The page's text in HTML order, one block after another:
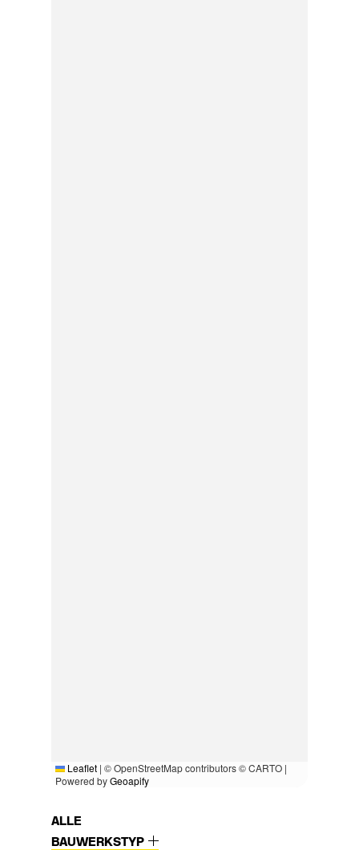
Leaflet | © OpenStreetMap contributors © CARTO |
Powered byGeoapify
ALLE
BAUWERKSTYP